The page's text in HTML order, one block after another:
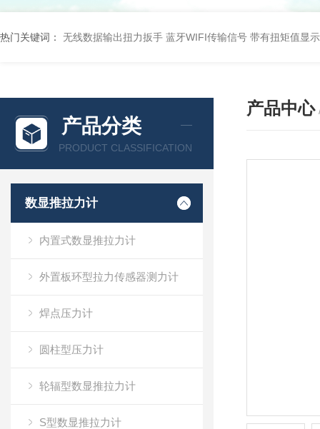
热门关键词： 无线数据输出扭力扳手 蓝牙WIFI传输信号 带有扭矩值显
产品分类
PRODUCT CLASSIFICATION
数显推拉力计
内置式数显推拉力计
外置板环型拉力传感器测力计
焊点压力计
圆柱型压力计
轮辐型数显推拉力计
S型数显推拉力计
产品中心